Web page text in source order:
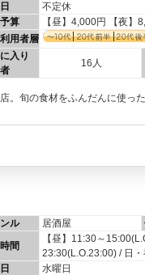
不定休
算
【昼】4,000円 【夜】
用者層
入り
16人
。旬の食材をふんだんに使っ
ル 居酒屋
間
【昼】11:30～
23:30(L.O.23:00) / 日
水曜日